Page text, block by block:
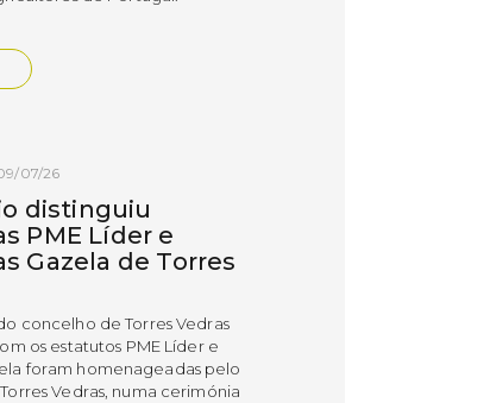
07/26
distinguiu
PME Líder e
Gazela de Torres
concelho de Torres Vedras
os estatutos PME Líder e
foram homenageadas pelo
Vedras, numa cerimónia